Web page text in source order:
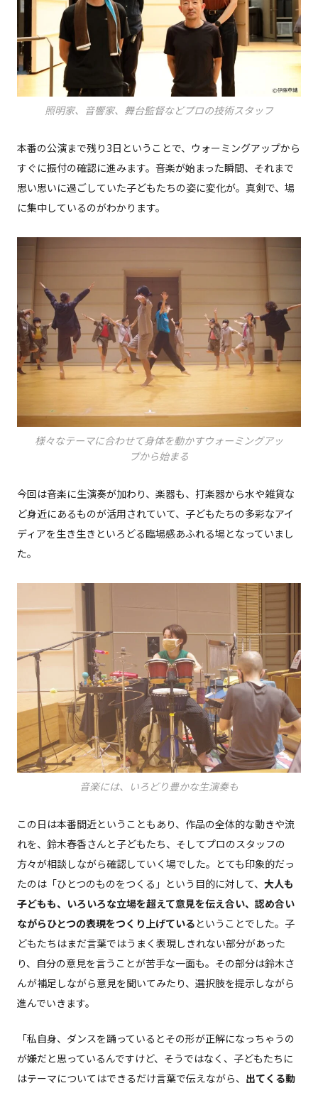
照明家、音響家、舞台監督などプロの技術スタッフ
本番の公演まで残り3日ということで、ウォーミングアップから
すぐに振付の確認に進みます。音楽が始まった瞬間、それまで
思い思いに過ごしていた子どもたちの姿に変化が。真剣で、場
に集中しているのがわかります。
様々なテーマに合わせて身体を動かすウォーミングアッ
プから始まる
今回は音楽に生演奏が加わり、楽器も、打楽器から水や雑貨な
ど身近にあるものが活用されていて、子どもたちの多彩なアイ
ディアを生き生きといろどる臨場感あふれる場となっていまし
た。
音楽には、いろどり豊かな生演奏も
この日は本番間近ということもあり、作品の全体的な動きや流
れを、鈴木春香さんと子どもたち、そしてプロのスタッフの
方々が相談しながら確認していく場でした。とても印象的だっ
たのは「ひとつのものをつくる」という目的に対して、 大人も
子どもも、いろいろな立場を超えて意見を伝え合い、認め合い
ながらひとつの表現をつくり上げているということでした。子
どもたちはまだ言葉ではうまく表現しきれない部分があった
り、自分の意見を言うことが苦手な一面も。その部分は鈴木さ
んが補足しながら意見を聞いてみたり、選択肢を提示しながら
進んでいきます。
「私自身、ダンスを踊っているとその形が正解になっちゃうの
が嫌だと思っているんですけど、そうではなく、子どもたちに
はテーマについてはできるだけ言葉で伝えながら、 出てくる動